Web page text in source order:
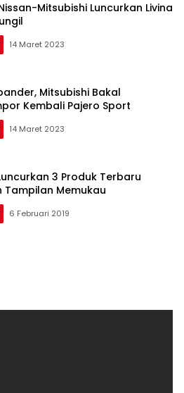
Mitsubishi Luncurkan Livina
14 Maret 2023
Mitsubishi Bakal
Kembali Pajero Sport
14 Maret 2023
3 Produk Terbaru
Tampilan Memukau
6 Februari 2019